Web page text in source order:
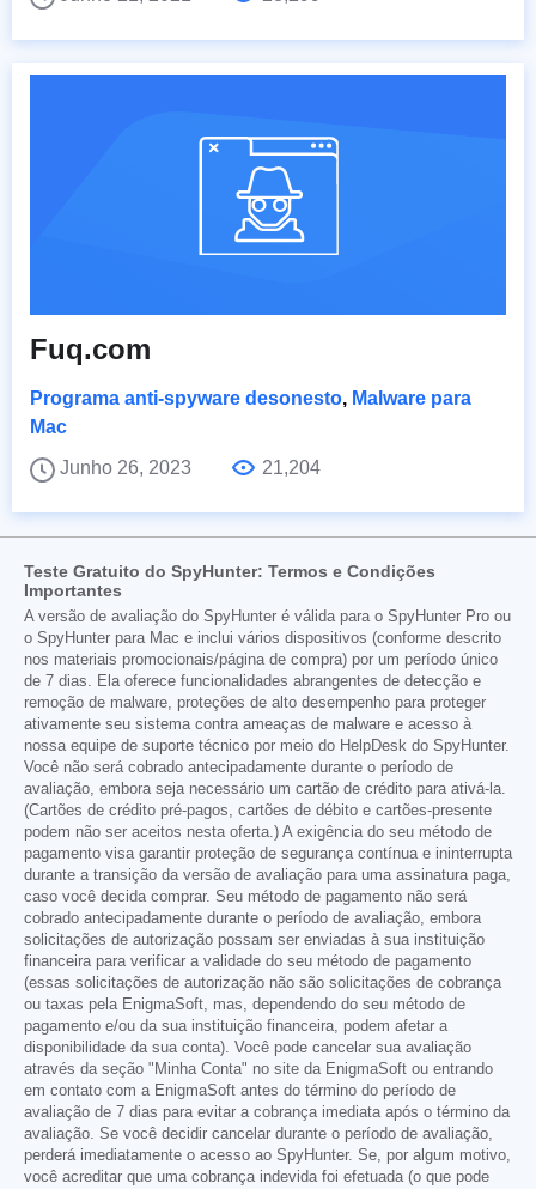
Fuq.com
Programa anti-spyware desonesto, Malware para
Mac
Junho 26, 2023
21,204
Teste Gratuito do SpyHunter: Termos e Condições
Importantes
A versão de avaliação do SpyHunter é válida para o SpyHunter Pro ou
o SpyHunter para Mac e inclui vários dispositivos (conforme descrito
nos materiais promocionais/página de compra) por um período único
de 7 dias. Ela oferece funcionalidades abrangentes de detecção e
remoção de malware, proteções de alto desempenho para proteger
ativamente seu sistema contra ameaças de malware e acesso à
nossa equipe de suporte técnico por meio do HelpDesk do SpyHunter.
Você não será cobrado antecipadamente durante o período de
avaliação, embora seja necessário um cartão de crédito para ativá-la.
(Cartões de crédito pré-pagos, cartões de débito e cartões-presente
podem não ser aceitos nesta oferta.) A exigência do seu método de
pagamento visa garantir proteção de segurança contínua e ininterrupta
durante a transição da versão de avaliação para uma assinatura paga,
caso você decida comprar. Seu método de pagamento não será
cobrado antecipadamente durante o período de avaliação, embora
solicitações de autorização possam ser enviadas à sua instituição
financeira para verificar a validade do seu método de pagamento
(essas solicitações de autorização não são solicitações de cobrança
ou taxas pela EnigmaSoft, mas, dependendo do seu método de
pagamento e/ou da sua instituição financeira, podem afetar a
disponibilidade da sua conta). Você pode cancelar sua avaliação
através da seção "Minha Conta" no site da EnigmaSoft ou entrando
em contato com a EnigmaSoft antes do término do período de
avaliação de 7 dias para evitar a cobrança imediata após o término da
avaliação. Se você decidir cancelar durante o período de avaliação,
perderá imediatamente o acesso ao SpyHunter. Se, por algum motivo,
você acreditar que uma cobrança indevida foi efetuada (o que pode